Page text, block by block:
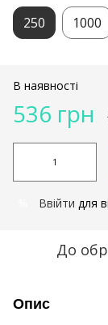
250 1000
В наявності
536 грн
Ввійти для
До
Опис